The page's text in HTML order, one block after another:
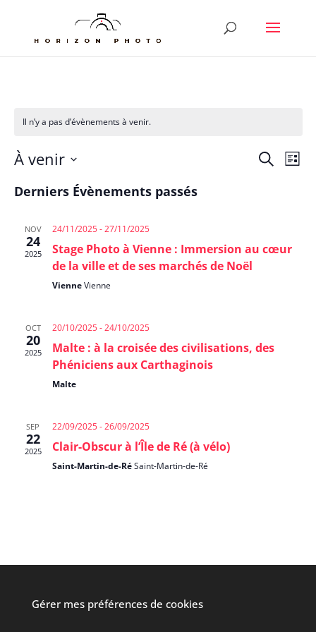
Il n’y a pas d’évènements à venir.
Recherche
de
Liste
À venir
une
Derniers Évènements passés
NOV
24
2025
24/11/2025-27/11/2025
Stage Photo à Vienne : Immersion au cœur
de la ville et de ses marchés de Noël
VienneVienne
OCT
20
2025
20/10/2025-24/10/2025
Malte : à la croisée des civilisations, des
Phéniciens aux Carthaginois
Malte
SEP
22
2025
22/09/2025-26/09/2025
Clair-Obscur à l’Île de Ré (à vélo)
Saint-Martin-de-RéSaint-Martin-de-Ré
Gérer mes préférences de cookies